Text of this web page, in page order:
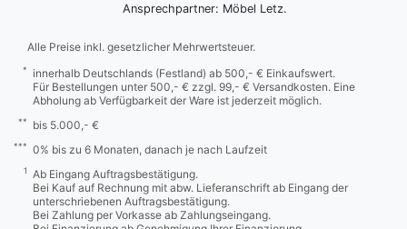
Ansprechpartner: Möbel Letz.
Alle Preise inkl. gesetzlicher Mehrwertsteuer.
*
innerhalb Deutschlands (Festland) ab 500,- € Einkaufswert.
Für Bestellungen unter 500,- € zzgl. 99,- € Versandkosten. Eine
Abholung ab Verfügbarkeit der Ware ist jederzeit möglich.
** bis 5.000,- €
*** 0% bis zu 6 Monaten, danach je nach Laufzeit
1
Ab Eingang Auftragsbestätigung.
Bei Kauf auf Rechnung mit abw. Lieferanschrift ab Eingang der
unterschriebenen Auftragsbestätigung.
Bei Zahlung per Vorkasse ab Zahlungseingang.